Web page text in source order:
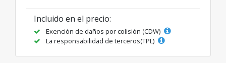
Incluido en el precio:
Exención de daños por colisión (CDW)
La responsabilidad de terceros(TPL)